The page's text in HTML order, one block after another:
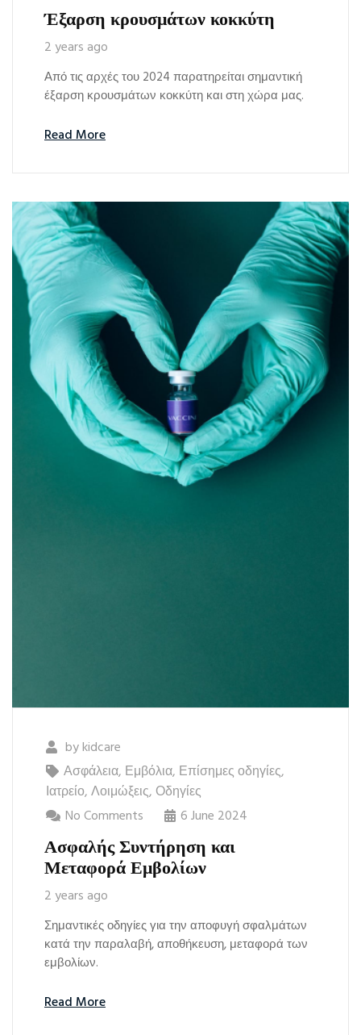
Έξαρση κρουσμάτων κοκκύτη
2 years ago
Από τις αρχές του 2024 παρατηρείται σημαντική
έξαρση κρουσμάτων κοκκύτη και στη χώρα μας.
Read More
bykidcare
Ασφάλεια, Εμβόλια, Επίσημες οδηγίες,
Ιατρείο,Λοιμώξεις, Οδηγίες
No Comments
6 June 2024
Ασφαλής Συντήρηση και
Μεταφορά Εμβολίων
2 years ago
Σημαντικές οδηγίες για την αποφυγή σφαλμάτων
κατά την παραλαβή, αποθήκευση, μεταφορά των
εμβολίων.
Read More